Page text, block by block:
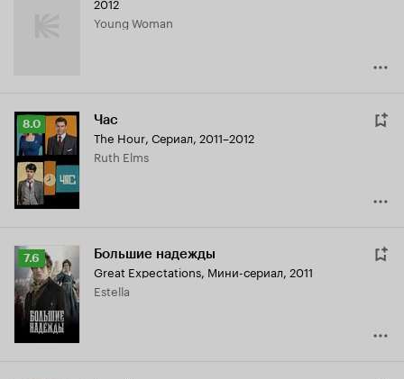
Young Woman
Рейтинг
Кинопоиска
8.0
8.0 Час
The Hour, Сериал, 2011–2012
Ruth Elms
Рейтинг
Кинопоиска
7.6
7.6 Большие надежды
Great Expectations, Мини-сериал, 2011
Estella